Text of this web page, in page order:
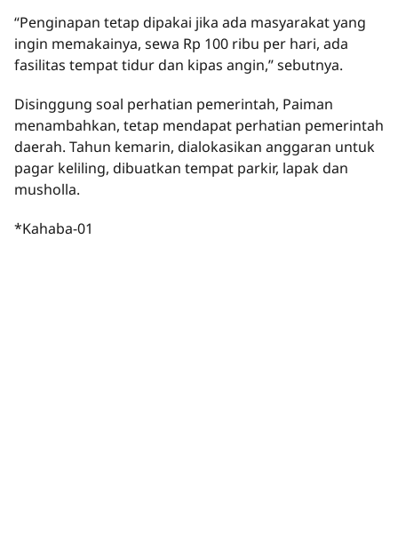
“Penginapan tetap dipakai jika ada masyarakat yang
ingin memakainya, sewa Rp 100 ribu per hari, ada
fasilitas tempat tidur dan kipas angin,” sebutnya.
Disinggung soal perhatian pemerintah, Paiman
menambahkan, tetap mendapat perhatian pemerintah
daerah. Tahun kemarin, dialokasikan anggaran untuk
pagar keliling, dibuatkan tempat parkir, lapak dan
musholla.
*Kahaba-01